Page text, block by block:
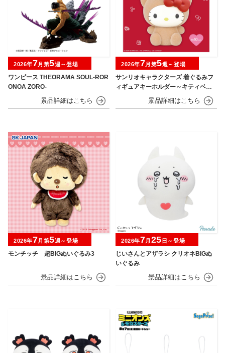
ワンピース THEORAMA SOUL-ROR
ONOA ZORO-
2026年7月第5週～登場
サンリオキャラクターズ 着ぐるみフ
ィギュアキーホルダー～キティベアv
2026年7月第5週～登場
モンチッチ 超BIGぬいぐるみ3
2026年7月第5週～登場
じいさんとアザラシ クリオネBIGぬ
いぐるみ
2026年7月 25 日～登場